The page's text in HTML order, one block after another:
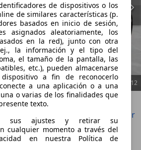
12
Compartir
comparación
de dispositivos o los
de similares características (p.
basados en inicio de sesión,
asignados aleatoriamente, los
en la red), junto con otra
la información y el tipo del
el tamaño de la pantalla, las
etc.), pueden almacenarse
a fin de reconocerlo
a una aplicación o a una
o varias de los finalidades que
texto.
sus ajustes y retirar su
cualquier momento a través del
en nuestra Política de